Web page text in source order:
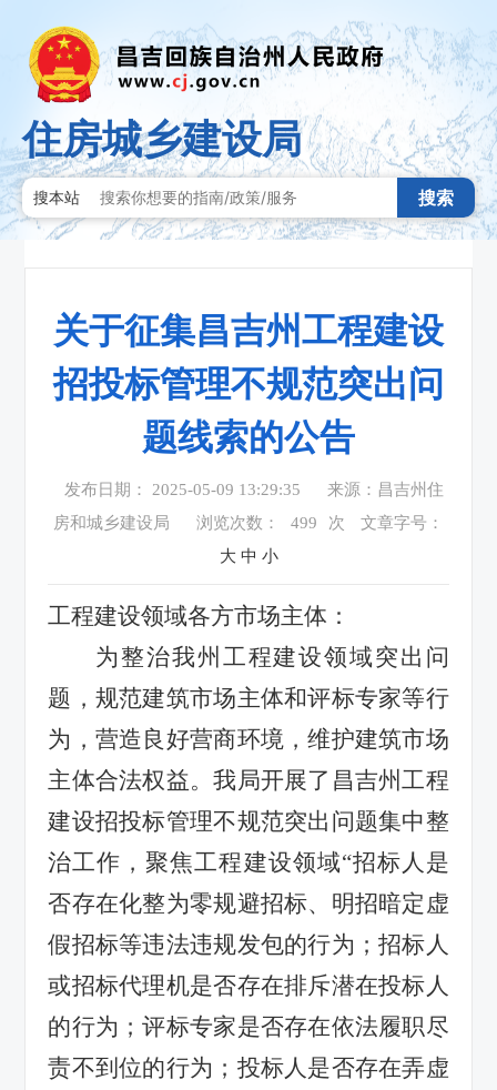
住房城乡建设局
搜本站 搜索
关于征集昌吉州工程建设
招投标管理不规范突出问
题线索的公告
发布日期： 2025-05-09 13:29:35
来源：昌吉州住
房和城乡建设局
浏览次数： 499 次
文章字号：
大 中 小
工程建设领域各方市场主体：
为整治我州工程建设领域突出问
题，规范建筑市场主体和评标专家等行
为，营造良好营商环境，维护建筑市场
主体合法权益。我局开展了昌吉州工程
建设招投标管理不规范突出问题集中整
治工作，聚焦工程建设领域“招标人是
否存在化整为零规避招标、明招暗定虚
假招标等违法违规发包的行为；招标人
或招标代理机是否存在排斥潜在投标人
的行为；评标专家是否存在依法履职尽
责不到位的行为；投标人是否存在弄虚